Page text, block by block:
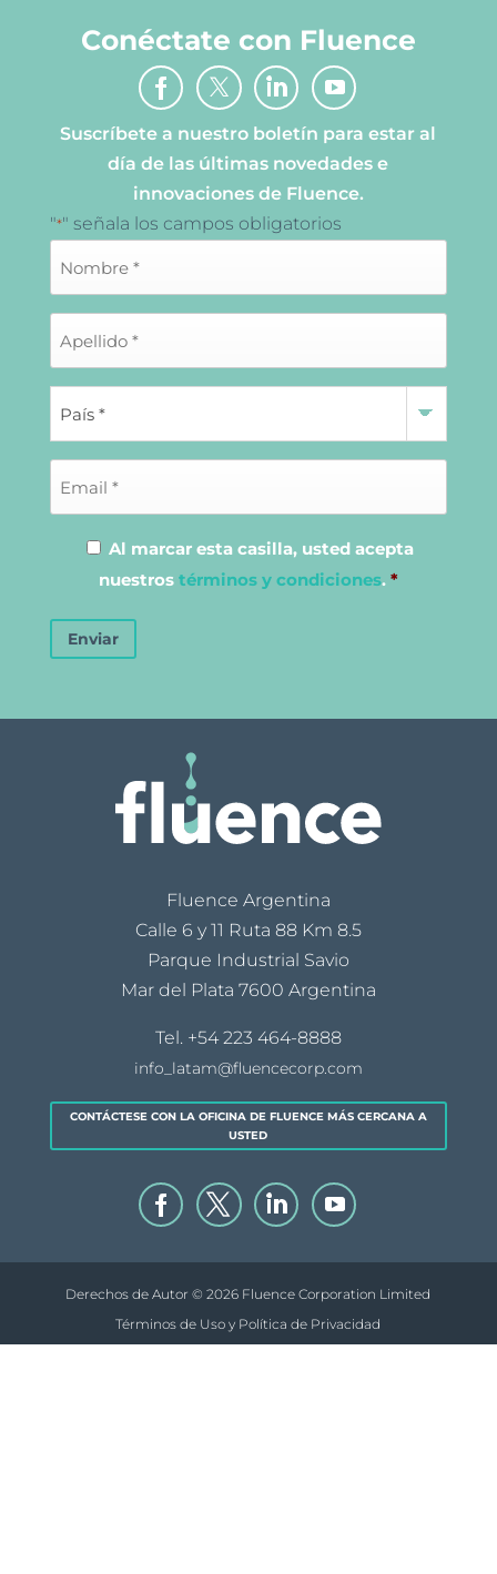
Conéctate con Fluence
Suscríbete a nuestro boletín para estar al
día de las últimas novedades e
innovaciones de Fluence.
"*" señala los campos obligatorios
Al marcar esta casilla, usted acepta
nuestros términos y condiciones. *
Enviar
Fluence Argentina
Calle 6 y 11 Ruta 88 Km 8.5
Parque Industrial Savio
Mar del Plata 7600 Argentina
Tel. +54 223 464-8888
info_latam@fluencecorp.com
CONTÁCTESE CON LA OFICINA DE FLUENCE MÁS CERCANA A
USTED
Derechos de Autor © 2026 Fluence Corporation Limited
Términos de Uso y Política de Privacidad